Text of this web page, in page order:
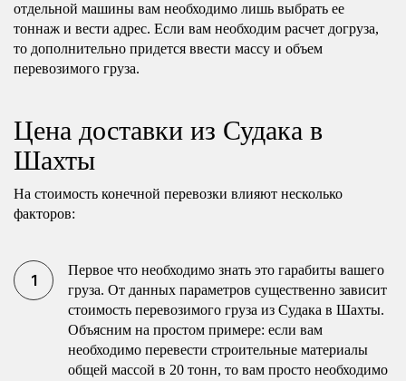
отдельной машины вам необходимо лишь выбрать ее
тоннаж и вести адрес. Если вам необходим расчет догруза,
то дополнительно придется ввести массу и объем
перевозимого груза.
Цена доставки из Судака в
Шахты
На стоимость конечной перевозки влияют несколько
факторов:
Первое что необходимо знать это гарабиты вашего
груза. От данных параметров существенно зависит
стоимость перевозимого груза из Судака в Шахты.
Объясним на простом примере: если вам
необходимо перевести строительные материалы
общей массой в 20 тонн, то вам просто необходимо